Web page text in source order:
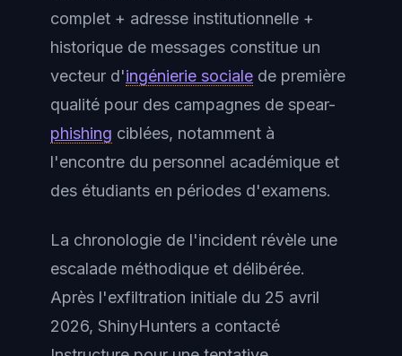
complet + adresse institutionnelle +
historique de messages constitue un
vecteur d'ingénierie sociale de première
qualité pour des campagnes de spear-
phishing ciblées, notamment à
l'encontre du personnel académique et
des étudiants en périodes d'examens.
La chronologie de l'incident révèle une
escalade méthodique et délibérée.
Après l'exfiltration initiale du 25 avril
2026, ShinyHunters a contacté